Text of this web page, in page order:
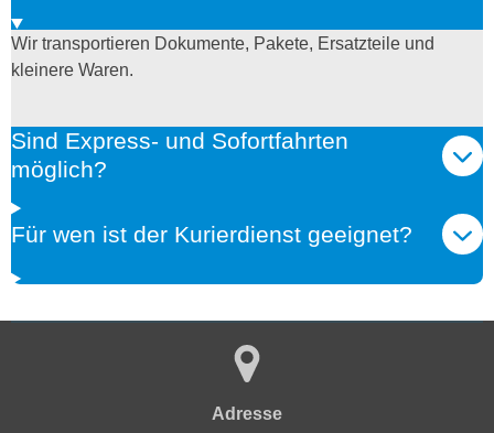
Wir transportieren Dokumente, Pakete, Ersatzteile und
kleinere Waren.
Sind Express- und Sofortfahrten
möglich?
Für wen ist der Kurierdienst geeignet?
Adresse